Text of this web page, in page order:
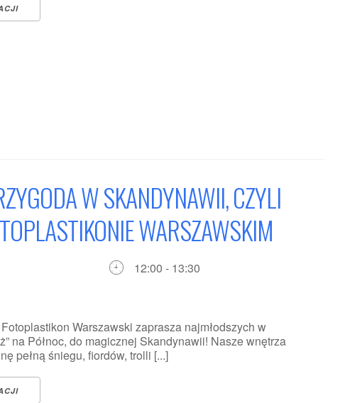
W SKANDYNAWII, CZYLI
WARSZAWSKIM
12:00 - 13:30
Warszawski zaprasza najmłodszych w
na Północ, do magicznej Skandynawii! Nasze wnętrza
pełną śniegu, fiordów, trolli [...]